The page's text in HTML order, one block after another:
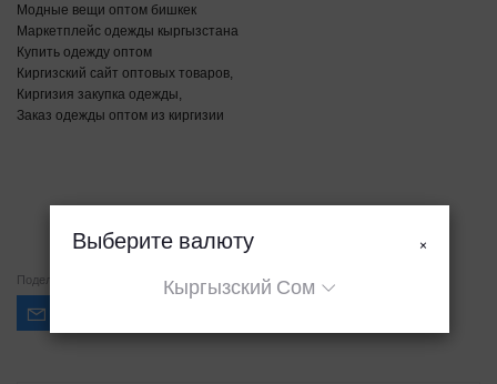
Модные вещи оптом бишкек
Маркетплейс одежды кыргызстана
Купить одежду оптом
Киргизский сайт оптовых товаров,
Киргизия закупка одежды,
Заказ одежды оптом из киргизии
Поделиться
Выберите валюту ×
Кыргызский Сом